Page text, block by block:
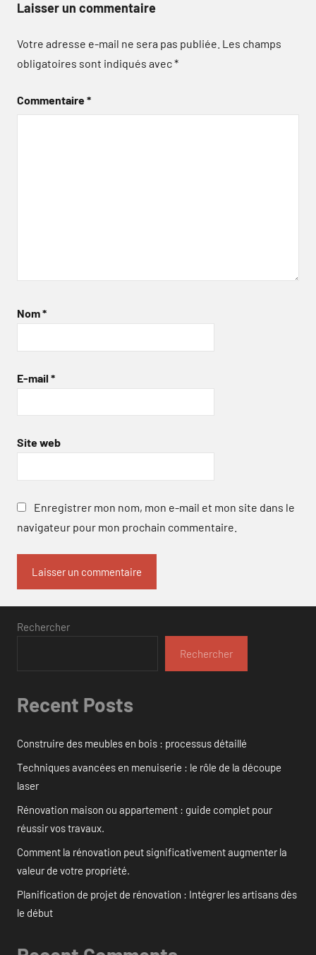
Laisser un commentaire
Votre adresse e-mail ne sera pas publiée. Les champs
obligatoires sont indiqués avec*
Commentaire*
Nom*
E-mail *
Site web
Enregistrer mon nom, mon e-mail et mon site dans le
navigateur pour mon prochain commentaire.
Rechercher
Rechercher
Recent Posts
Construire des meubles en bois : processus détaillé
Techniques avancées en menuiserie : le rôle de la découpe
laser
Rénovation maison ou appartement : guide complet pour
réussir vos travaux.
Comment la rénovation peut significativement augmenter la
valeur de votre propriété.
Planification de projet de rénovation : Intégrer les artisans dès
le début